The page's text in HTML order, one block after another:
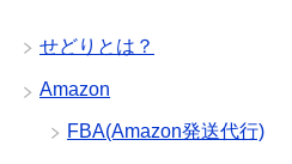
せどりとは？
Amazon
FBA(Amazon発送代行)